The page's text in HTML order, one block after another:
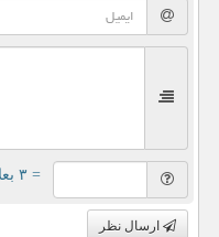
= ۳ بعلاوه ۳
ارسال نظر